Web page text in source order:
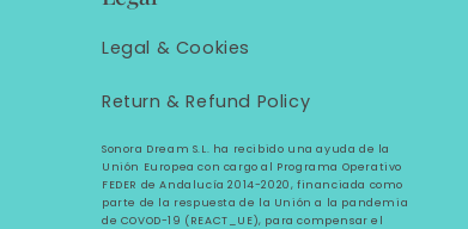
Legal & Cookies
Return & Refund Policy
Sonora Dream S.L. ha recibido una ayuda de la
Unión Europea con cargo al Programa Operativo
FEDER de Andalucía 2014-2020, financiada como
parte de la respuesta de la Unión a la pandemia
de COVOD-19 (REACT_UE), para compensar el